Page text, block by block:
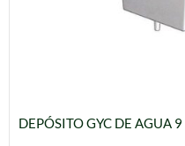
DEPÓSITO GYC DE AGUA